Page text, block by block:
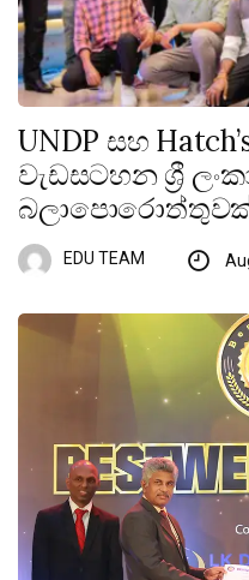
UNDP සහ
වැඩසටහන ශ්‍රී
EDU TEAM